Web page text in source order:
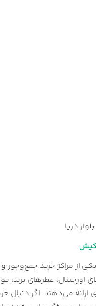
دریا
از مراکز خرید
اورجینال، عطرهای برند،
ارائه می‌دهند. اگر دنبال